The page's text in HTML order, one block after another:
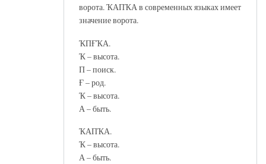
ворота. ҠАПҠА в современных языках имеет
значение ворота.
ҠПҒҠА.
Ҡ – высота.
П – поиск.
Ғ – род.
Ҡ – высота.
А – быть.
ҠАПҠА.
Ҡ – высота.
А – быть.